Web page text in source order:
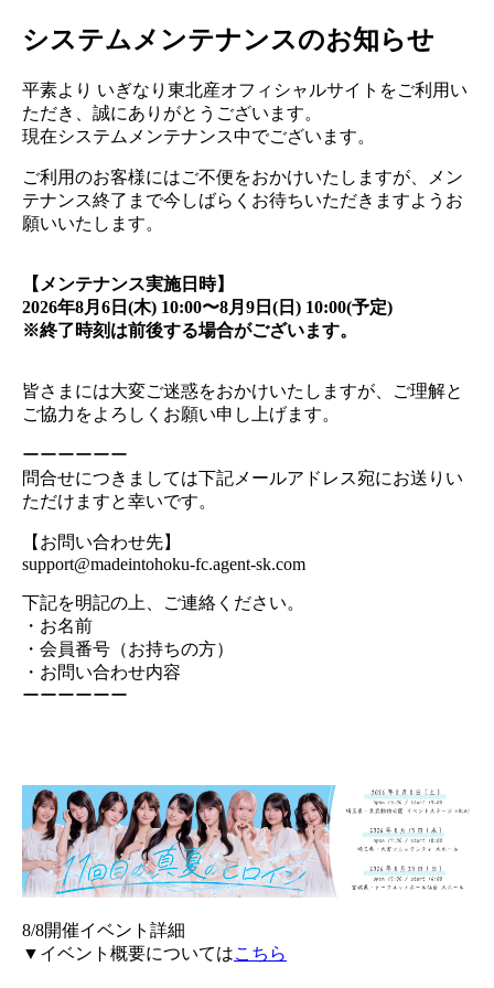
システムメンテナンスのお知らせ
平素より いぎなり東北産オフィシャルサイトをご利用い
ただき、誠にありがとうございます。
現在システムメンテナンス中でございます。
ご利用のお客様にはご不便をおかけいたしますが、メン
テナンス終了まで今しばらくお待ちいただきますようお
願いいたします。
【メンテナンス実施日時】
2026年8月6日(木) 10:00〜8月9日(日) 10:00(予定)
※終了時刻は前後する場合がございます。
皆さまには大変ご迷惑をおかけいたしますが、ご理解と
ご協力をよろしくお願い申し上げます。
ーーーーーー
問合せにつきましては下記メールアドレス宛にお送りい
ただけますと幸いです。
【お問い合わせ先】
support@madeintohoku-fc.agent-sk.com
下記を明記の上、ご連絡ください。
・お名前
・会員番号（お持ちの方）
・お問い合わせ内容
ーーーーーー
8/8開催イベント詳細
▼イベント概要についてはこちら